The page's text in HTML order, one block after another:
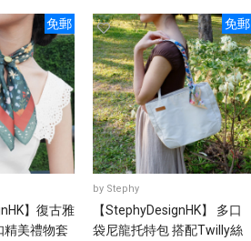
免郵
】復古雅
精美禮物套
免郵
by Stephy
【StephyDesignHK】 多口
袋尼龍托特包 搭配Twilly絲